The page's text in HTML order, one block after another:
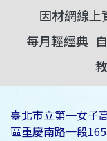
因材網線上
每月輕經典
臺北市立第一女子
區重慶南路一段